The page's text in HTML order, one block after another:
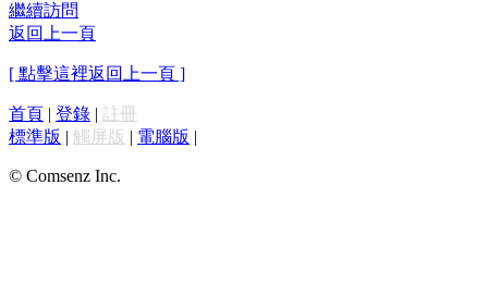
繼續訪問
返回上一頁
[ 點擊這裡返回上一頁 ]
首頁 | 登錄 | 註冊
標準版 | 觸屏版 | 電腦版 |
© Comsenz Inc.